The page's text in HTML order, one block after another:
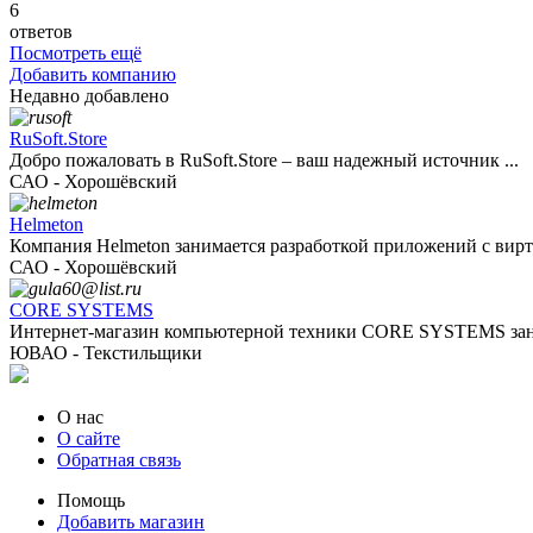
6
ответов
Посмотреть ещё
Добавить компанию
Недавно добавлено
RuSoft.Store
Добро пожаловать в RuSoft.Store – ваш надежный источник ...
САО - Хорошёвский
Helmeton
Компания Helmeton занимается разработкой приложений с
САО - Хорошёвский
CORE SYSTEMS
Интернет-магазин компьютерной техники CORE SYSTEMS
ЮВАО - Текстильщики
О нас
О сайте
Обратная связь
Помощь
Добавить магазин